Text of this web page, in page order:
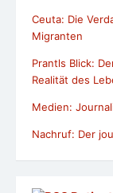
Ceuta: Die
Migranten
Prantls Blick:
Realität des
Medien:
Nachruf: Der